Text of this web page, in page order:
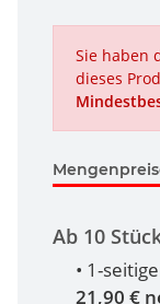
Sie haben
dieses
Ab 10
• 1-
21,90 €